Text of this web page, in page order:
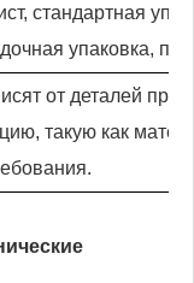
стандартная
упаковка,
от деталей
такую ​​как